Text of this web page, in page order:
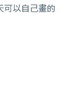
可以自己畫的